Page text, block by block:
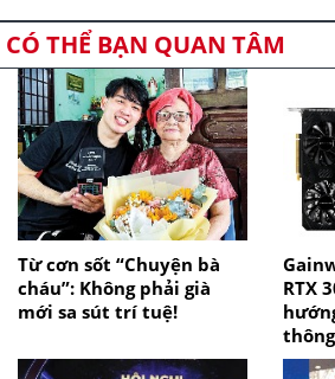
CÓ THỂ BẠN QUAN TÂM
Từ cơn sốt “Chuyện bà
cháu”: Không phải già
mới sa sút trí tuệ!
RTX
thông